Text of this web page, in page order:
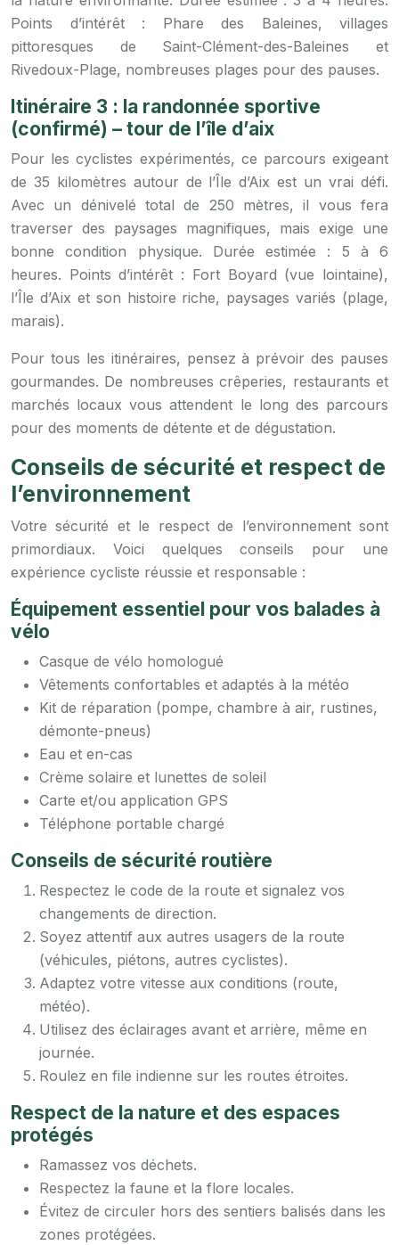
Points d’intérêt : Phare des Baleines, villages
pittoresques de Saint-Clément-des-Baleines et
Rivedoux-Plage, nombreuses plages pour des pauses.
Itinéraire 3 : la randonnée sportive
(confirmé) – tour de l’île d’aix
Pour les cyclistes expérimentés, ce parcours exigeant
de 35 kilomètres autour de l’Île d’Aix est un vrai défi.
Avec un dénivelé total de 250 mètres, il vous fera
traverser des paysages magnifiques, mais exige une
bonne condition physique. Durée estimée : 5 à 6
heures. Points d’intérêt : Fort Boyard (vue lointaine),
l’Île d’Aix et son histoire riche, paysages variés (plage,
marais).
Pour tous les itinéraires, pensez à prévoir des pauses
gourmandes. De nombreuses crêperies, restaurants et
marchés locaux vous attendent le long des parcours
pour des moments de détente et de dégustation.
Conseils de sécurité et respect de
l’environnement
Votre sécurité et le respect de l’environnement sont
primordiaux. Voici quelques conseils pour une
expérience cycliste réussie et responsable :
Équipement essentiel pour vos balades à
vélo
Casque de vélo homologué
Vêtements confortables et adaptés à la météo
Kit de réparation (pompe, chambre à air, rustines,
démonte-pneus)
Eau et en-cas
Crème solaire et lunettes de soleil
Carte et/ou application GPS
Téléphone portable chargé
Conseils de sécurité routière
Respectez le code de la route et signalez vos
changements de direction.
Soyez attentif aux autres usagers de la route
(véhicules, piétons, autres cyclistes).
Adaptez votre vitesse aux conditions (route,
météo).
Utilisez des éclairages avant et arrière, même en
journée.
Roulez en file indienne sur les routes étroites.
Respect de la nature et des espaces
protégés
Ramassez vos déchets.
Respectez la faune et la flore locales.
Évitez de circuler hors des sentiers balisés dans les
zones protégées.